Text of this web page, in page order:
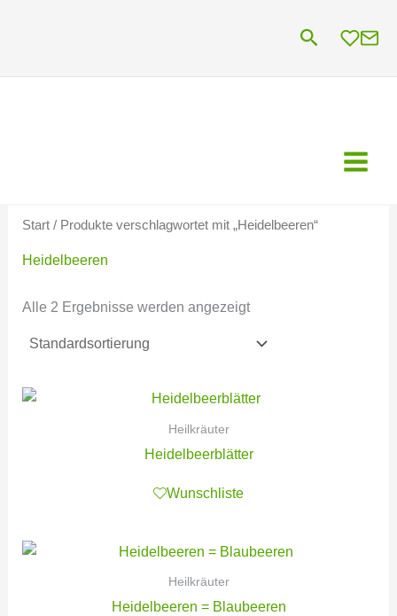
Suchen
Start/ Produkte verschlagwortet mit „Heidelbeeren“
Heidelbeeren
Alle 2 Ergebnisse werden angezeigt
Heilkräuter
Heidelbeerblätter
Wunschliste
Heilkräuter
Heidelbeeren = Blaubeeren